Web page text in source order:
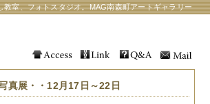
教室、フォトスタジオ。MAG南森町アートギャラリー
真展・・12月17日～22日